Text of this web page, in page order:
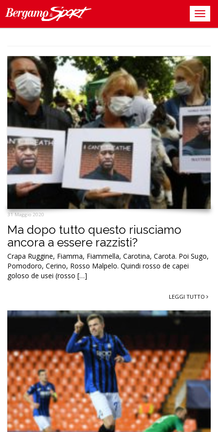
31 Maggio 2020
Ma dopo tutto questo riusciamo
ancora a essere razzisti?
Crapa Ruggine, Fiamma, Fiammella, Carotina, Carota. Poi Sugo,
Pomodoro, Cerino, Rosso Malpelo. Quindi rosso de capei
goloso de usei (rosso […]
LEGGI TUTTO